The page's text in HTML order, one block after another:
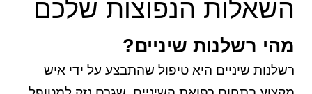
השאלות הנפוצות שלכם
מהי רשלנות שיניים?
רשלנות שיניים היא טיפול שהתבצע על ידי איש